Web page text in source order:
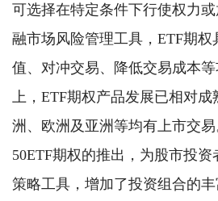
可选择在特定条件下行使权力
融市场风险管理工具，ETF期
值、对冲交易、降低交易成本
上，ETF期权产品发展已相对
洲、欧洲及亚洲等均有上市交
50ETF期权的推出，为股市投
策略工具，增加了投资组合的